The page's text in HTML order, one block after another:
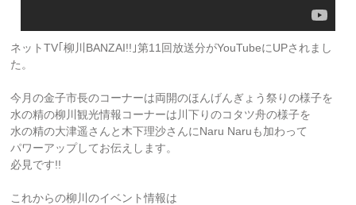
ネットTV｢柳川BANZAI!!｣第11回放送分がYouTubeにUPされまし
た。
今月の金子市長のコーナーは両開のほんげんぎょう祭りの様子を
水の精の柳川観光情報コーナーは川下りのコタツ舟の様子を
水の精の大津遥さんと木下理沙さんにNaru Naruも加わって
パワーアップしてお伝えします。
必見です!!
これからの柳川のイベント情報は